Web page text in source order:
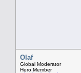
Olaf
Global Moderator
Hero Member